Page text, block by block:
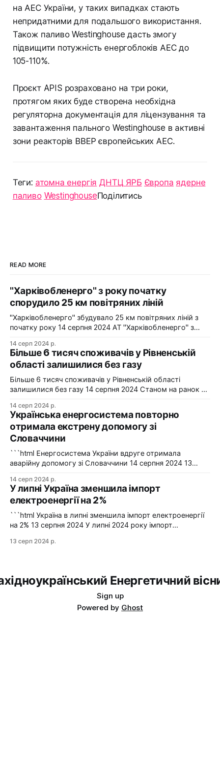
на АЕС України, у таких випадках стають
непридатними для подальшого використання.
Також паливо Westinghouse дасть змогу
підвищити потужність енергоблоків АЕС до
105-110%.
Проєкт APIS розраховано на три роки,
протягом яких буде створена необхідна
регуляторна документація для ліцензування та
завантаження пального Westinghouse в активні
зони реакторів ВВЕР європейських АЕС.
Теги: атомна енергія ДНТЦ ЯРБ Європа ядерне
паливо WestinghouseПоділитись
READ MORE
"Харківобленерго" з року початку
спорудило 25 км повітряних ліній
"Харківобленерго" збудувало 25 км повітряних ліній з
початку року 14 серпня 2024 АТ "Харківобленерго" з
ліній, оновило 1134 опори та встановило 5 нових
електропідстанцій у рамках інвестиційної програми на
2024-2025 роки. Фото: "Харківобленерго" "АТ
"Харківобленерго&
14 серп 2024 р.
Більше 6 тисяч споживачів у Рівненській
області залишилися без газу
Більше 6 тисяч споживачів у Рівненській області
залишилися без газу 14 серпня 2024 Станом на ранок 14
області залишилися без газопостачання через
технологічні проблеми. Фото: Рівнегаз Також, в
Сумській області в одному з населених пунктів в
результаті удару керованою авіабомбою пошкоджено
сталевий
14 серп 2024 р.
Українська енергосистема повторно
отримала екстрену допомогу зі
Словаччини
```html Енергосистема України вдруге отримала
аварійну допомогу зі Словаччини 14 серпня 2024 13
аварійну допомогу зі Словаччини. Фото: Shutterstock "У
вчорашній день, 13 серпня, НЕК "Укренерго" запитала
аварійну допомогу з енергосистеми Словаччини", –
йдеться в повідомленні пресслужби оператора системи
передачі. Експорт
14 серп 2024 р.
У липні Україна зменшила імпорт
електроенергії на 2%
```html Україна в липні зменшила імпорт електроенергії
на 2% 13 серпня 2024 У липні 2024 року імпорт
червнем. Експорт залишався на нульовому рівні. Графіка:
13 серп 2024 р.
Енергетичний
Sign up
Powered by Ghost